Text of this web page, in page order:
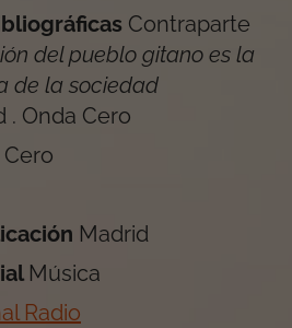
Contraparte
del pueblo gitano es la
de la sociedad
. Onda Cero
Madrid
Música
Radio